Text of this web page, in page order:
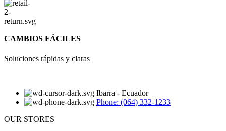
CAMBIOS FÁCILES
Soluciones rápidas y claras
Ibarra - Ecuador
Phone: (064) 332-1233
OUR STORES